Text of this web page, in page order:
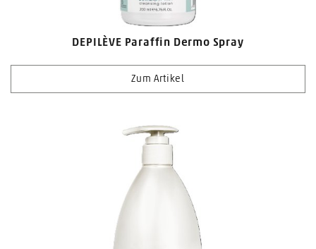
DEPILÈVE Paraffin Dermo Spray
Zum Artikel